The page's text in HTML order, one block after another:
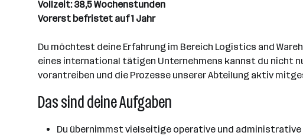
Vollzeit: 38,5 Wochenstunden
Vorerst befristet auf 1 Jahr
Du möchtest deine Erfahrung im Bereich Logistics and
eines international tätigen Unternehmens kannst du nicht
vorantreiben und die Prozesse unserer Abteilung aktiv
Das sind deine Aufgaben
Du übernimmst vielseitige operative und